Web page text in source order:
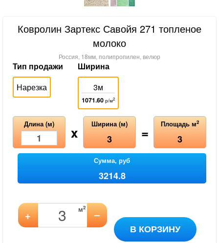
Ковролин Зартекс Савойя 271 топленое
молоко
Россия, 18мм, полипропилен, велюр
Тип продажи
Нарезка
Ширина
3м
1071.60 р/м2
Длина (м) x Ширина (м)
3 = Площадь м2
3
Сумма, руб
3214.8
+ м2 –
В КОРЗИНУ